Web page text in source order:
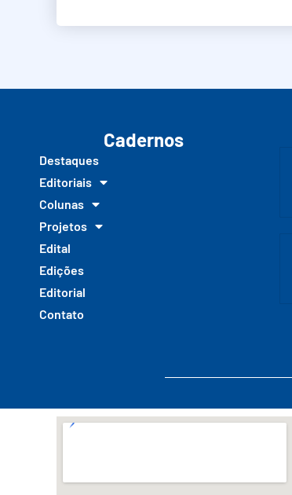
Cadernos
Destaques
Editoriais
Colunas
Projetos
Edital
Edições
Editorial
Contato